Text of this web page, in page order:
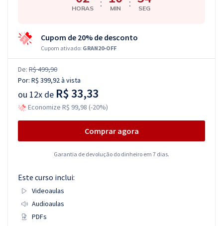
HORAS : MIN : SEG
Cupom de 20% de desconto
Cupom ativado: GRAN20-OFF
De: R$ 499,90
Por: R$ 399,92à vista
ou 12x de R$ 33,33
Economize R$ 99,98 (-20%)
Comprar agora
Garantia de devolução do dinheiro em 7 dias.
Este curso inclui:
Videoaulas
Audioaulas
PDFs